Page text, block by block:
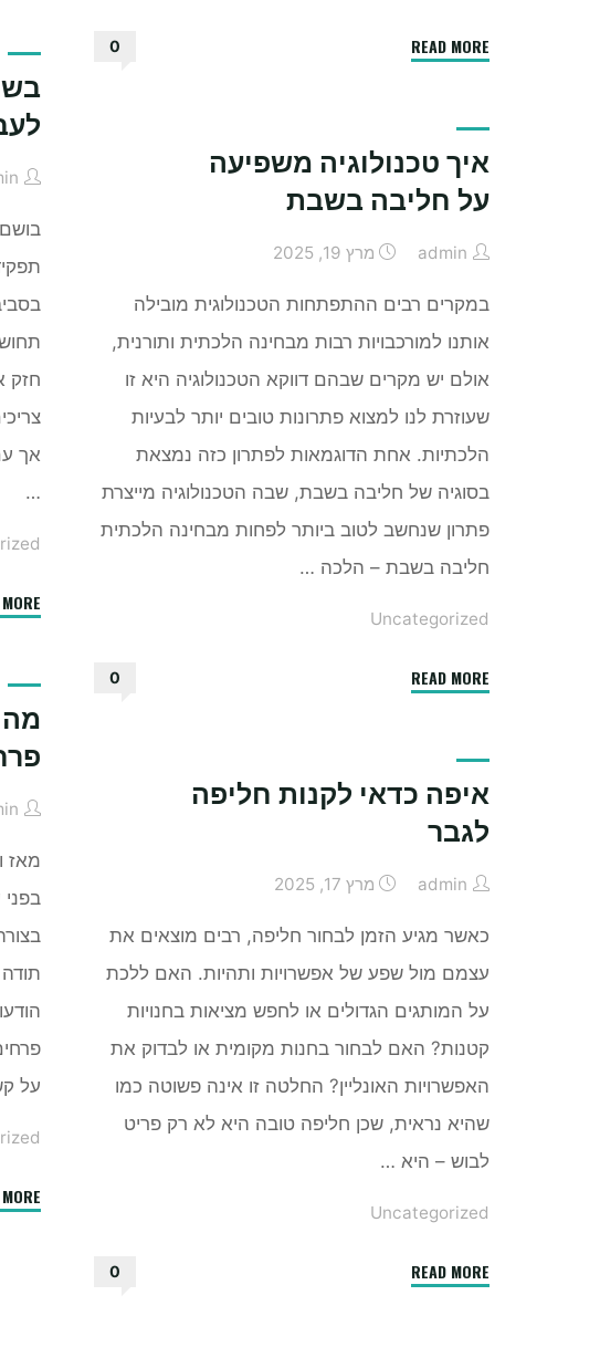
READ MORE"קולטי
ביתי
–
לבחור
0
חזק
אך
…
איך טכנולוגיה משפיעה
על חליבה בשבת
admin מרץ 19, 2025
במקרים רבים ההתפתחות הטכנולוגית מובילה
אותנו למורכבויות רבות מבחינה הלכתית ותורנית,
אולם יש מקרים שבהם דווקא הטכנולוגיה היא זו
שעוזרת לנו למצוא פתרונות טובים יותר לבעיות
הלכתיות. אחת הדוגמאות לפתרון כזה נמצאת
בסוגיה של חליבה בשבת, שבה הטכנולוגיה מייצרת
פתרון שנחשב לטוב ביותר לפחות מבחינה הלכתית
חליבה בשבת – הלכה …
Uncategorized
READ MORE"איך
חליבה
0
מה
מאז
על
איפה כדאי לקנות חליפה
לגבר
admin מרץ 17, 2025
כאשר מגיע הזמן לבחור חליפה, רבים מוצאים את
עצמם מול שפע של אפשרויות ותהיות. האם ללכת
על המותגים הגדולים או לחפש מציאות בחנויות
קטנות? האם לבחור בחנות מקומית או לבדוק את
האפשרויות האונליין? החלטה זו אינה פשוטה כמו
שהיא נראית, שכן חליפה טובה היא לא רק פריט
לבוש – היא …
Uncategorized
READ MORE"איפה
0